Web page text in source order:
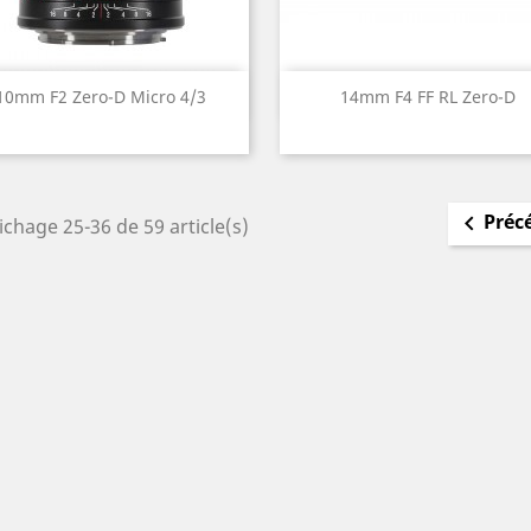
F2 Zero-D Micro 4/3
 Aperçu rapide 14mm F4 FF RL Zero-D
Aperçu rapide
25-36 de 59 article(s) 